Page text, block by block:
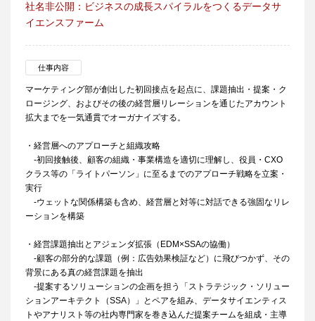
社名非公開：ビジネスの成長スパイラルをつくるデータサ
イエンスファーム
仕事内容
マーケティング部が創出した初回接点を起点に、課題抽出・提案・ク
ロージング、およびその後の経営層リレーションを通じたアカウント
拡大までを一気通貫でオーガナイズする。
・経営層へのアプローチと組織攻略
-初回接触後、顧客の組織・事業構造を適切に理解し、役員・CXO
クラス等の「ライトパーソン」に至るまでのアプローチ戦略を立案・
実行
-ウェットな関係構築も含め、経営層と対等に対話できる強固なリレ
ーションを構築
・経営課題抽出とアジェンダ拡張（EDM×SSAの協働）
-顧客の部分的な課題（例：広告効果検証など）に飛びつかず、その
背景にある真の経営課題を抽出
-提案するソリューションの企画を担う「ストラテジック・ソリュー
ションアーキテクト（SSA）」とペアを組み、データサイエンティス
トやアナリスト等の社内専門家を巻き込んだ提案チームを組成・主導